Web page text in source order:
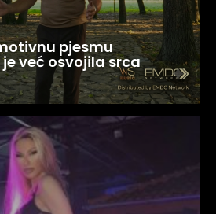
pjesmu
već osvojila srca